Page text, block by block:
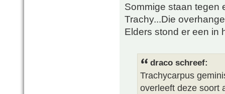
Sommige staan tegen
Trachy...Die
Elders stond er een in
draco schreef:
Trachycarpus
overleeft deze soort